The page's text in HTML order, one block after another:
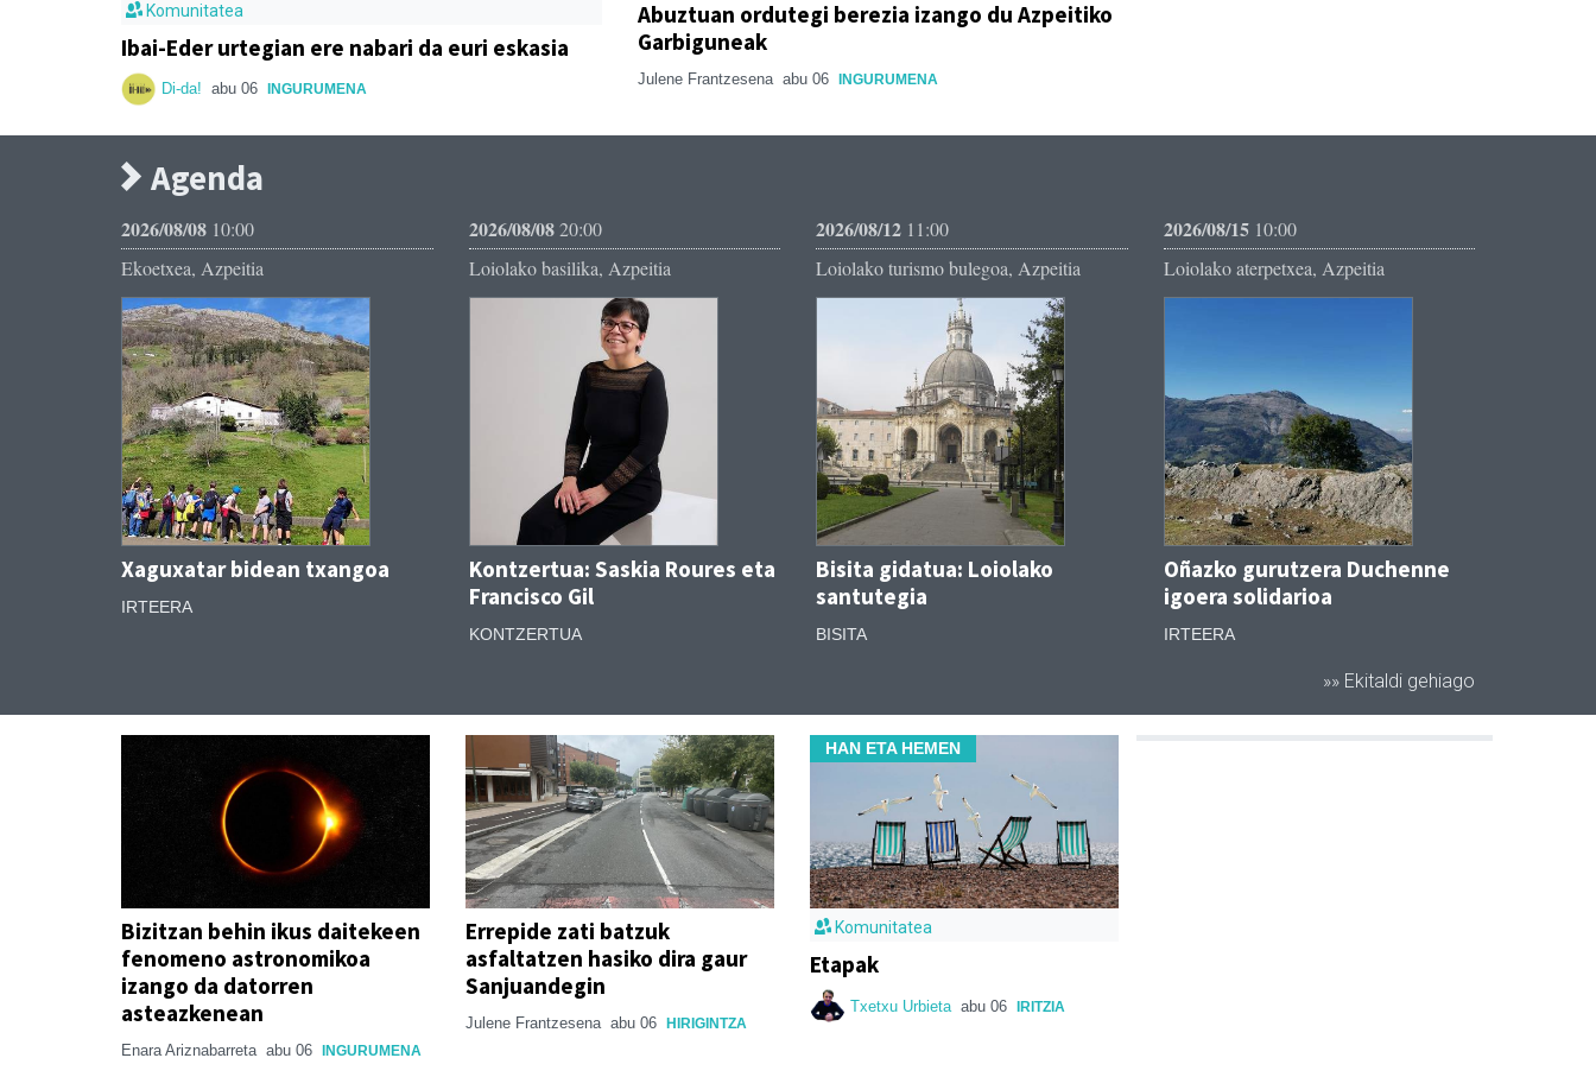
Komunitatea
Ibai-Eder urtegian ere nabari da euri eskasia
Di-da! abu 06 INGURUMENA
Abuztuan ordutegi berezia izango du Azpeitiko
Garbiguneak
Julene Frantzesena abu 06 INGURUMENA
Agenda
2026/08/08 10:00
Ekoetxea, Azpeitia
Xaguxatar bidean txangoa
IRTEERA
2026/08/0820:00
Loiolako basilika, Azpeitia
Kontzertua: Saskia Roures eta
Francisco Gil
KONTZERTUA
2026/08/12 11:00
Loiolako turismo bulegoa, Azpeitia
Bisita gidatua: Loiolako
santutegia
BISITA
2026/08/1510:00
Loiolako aterpetxea, Azpeitia
Oñazko gurutzera Duchenne
igoera solidarioa
IRTEERA
»» Ekitaldi gehiago
Bizitzan behin ikus daitekeen
fenomeno astronomikoa
izango da datorren
asteazkenean
Enara Ariznabarreta abu 06 INGURUMENA
Errepide zati batzuk
asfaltatzen hasiko dira gaur
Sanjuandegin
Julene Frantzesena abu 06 HIRIGINTZA
HAN ETA HEMEN
Komunitatea
Etapak
Txetxu Urbieta abu 06 IRITZIA